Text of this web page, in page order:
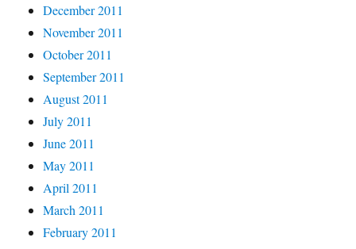
December 2011
November 2011
October 2011
September 2011
August 2011
July 2011
June 2011
May 2011
April 2011
March 2011
February 2011